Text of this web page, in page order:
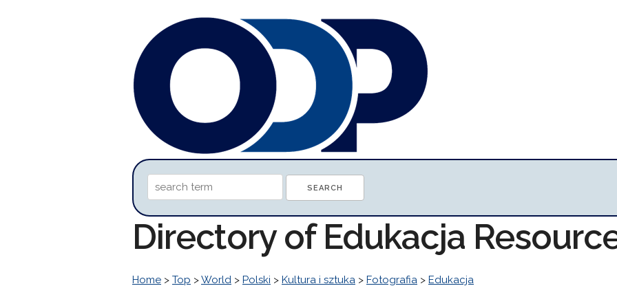
Directory of Edukacja
Home > Top >World > Polski > Kultura i sztuka > Fotografia > Edukacja